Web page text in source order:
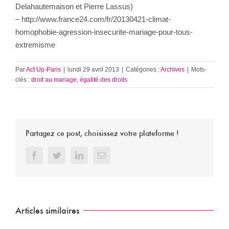
Delahautemaison et Pierre Lassus)
– http://www.france24.com/fr/20130421-climat-
homophobie-agression-insecurite-mariage-pour-tous-
extremisme
ParAct Up-Paris | lundi 29 avril 2013 | Catégories :Archives | Mots-
clés : droit au mariage égalité des droits
Partagez ce post, choisissez votre plateforme !
FacebookTwitterLinkedInEmail
Articles similaires